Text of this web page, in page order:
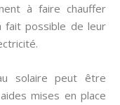
à faire chauffer
fait possible de leur
solaire peut être
mises en place